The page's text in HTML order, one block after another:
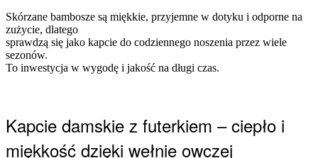
Skórzane bambosze są miękkie, przyjemne w dotyku i odporne na
zużycie, dlatego
sprawdzą się jako kapcie do codziennego noszenia przez wiele
sezonów.
To inwestycja w wygodę i jakość na długi czas.
Kapcie damskie z futerkiem – ciepło i
miękkość dzięki wełnie owczej